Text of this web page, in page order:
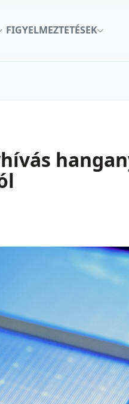
FIGYELMEZTETÉSEK